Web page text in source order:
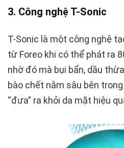
3. Công nghệ T-Sonic
T-Sonic là một công nghệ
từ Foreo khi có thể phát ra
nhờ đó mà bụi bẩn, dầu
bào chết nằm sâu bên
“đưa” ra khỏi da mặt hiệu